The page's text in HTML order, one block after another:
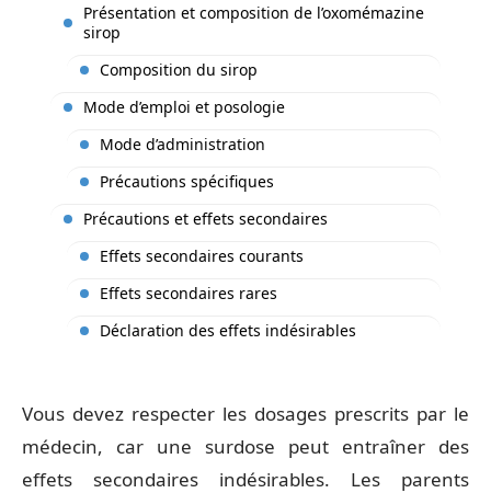
Présentation et composition de l’oxomémazine
sirop
Composition du sirop
Mode d’emploi et posologie
Mode d’administration
Précautions spécifiques
Précautions et effets secondaires
Effets secondaires courants
Effets secondaires rares
Déclaration des effets indésirables
Vous devez respecter les dosages prescrits par le
médecin, car une surdose peut entraîner des
effets secondaires indésirables. Les parents